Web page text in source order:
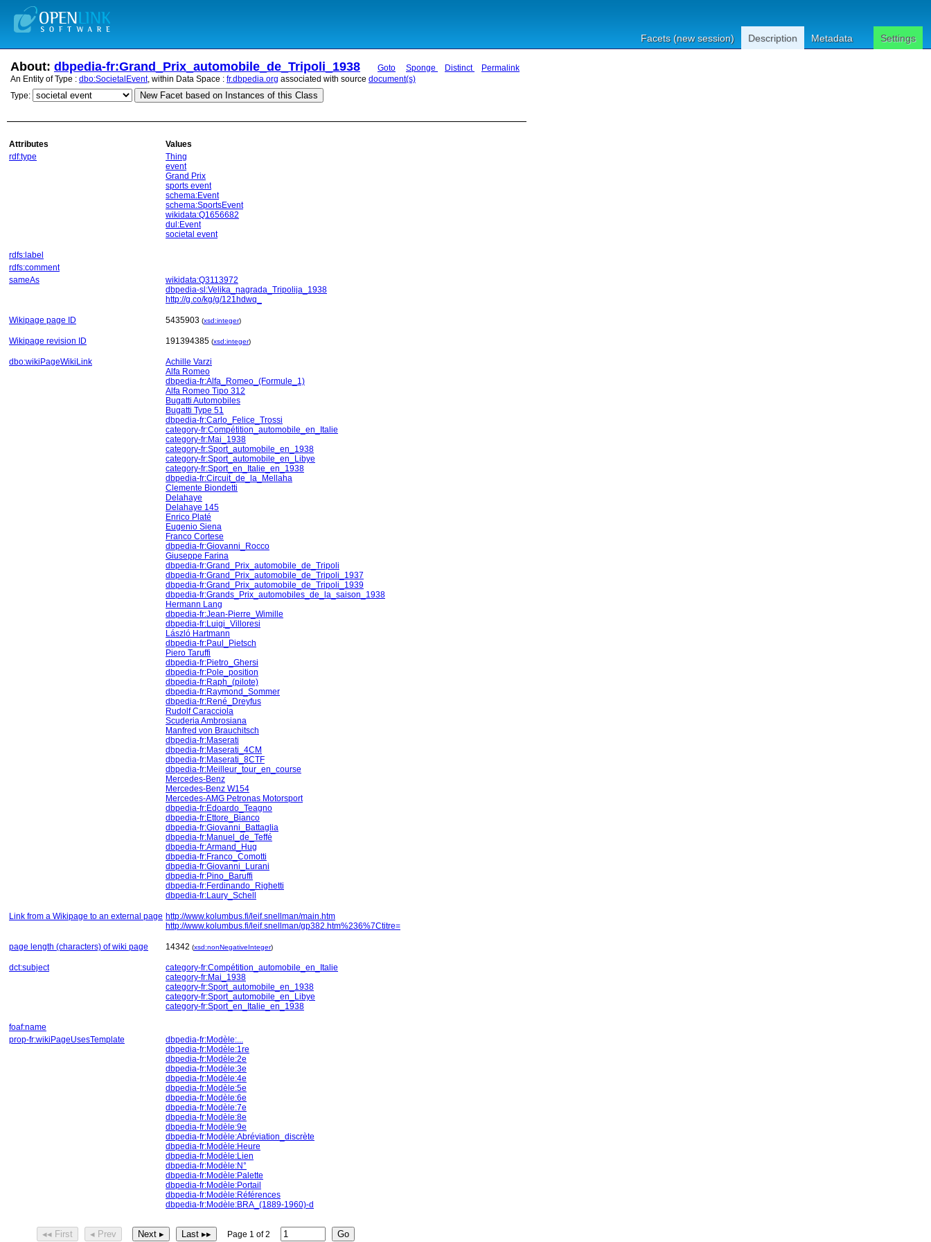
Facets (new session) Description Metadata Settings
About: dbpedia-fr:Grand_Prix_automobile_de_Tripoli_1938 Goto Sponge Distinct
Permalink
An Entity of Type : dbo:SocietalEvent, within Data Space : fr.dbpedia.org associated with source document(s)
Type:
New Facet based on Instances of this Class
Attributes
Values
rdf:type
Thing
event
Grand Prix
sports event
schema:Event
schema:SportsEvent
wikidata:Q1656682
dul:Event
societal event
rdfs:label
rdfs:comment
sameAs
wikidata:Q3113972
dbpedia-sl:Velika_nagrada_Tripolija_1938
http://g.co/kg/g/121hdwq_
Wikipage page ID 5435903 (xsd:integer)
Wikipage revision ID 191394385 (xsd:integer)
dbo:wikiPageWikiLink
Achille Varzi
Alfa Romeo
dbpedia-fr:Alfa_Romeo_(Formule_1)
Alfa Romeo Tipo 312
Bugatti Automobiles
Bugatti Type 51
dbpedia-fr:Carlo_Felice_Trossi
category-fr:Compétition_automobile_en_Italie
category-fr:Mai_1938
category-fr:Sport_automobile_en_1938
category-fr:Sport_automobile_en_Libye
category-fr:Sport_en_Italie_en_1938
dbpedia-fr:Circuit_de_la_Mellaha
Clemente Biondetti
Delahaye
Delahaye 145
Enrico Platé
Eugenio Siena
Franco Cortese
dbpedia-fr:Giovanni_Rocco
Giuseppe Farina
dbpedia-fr:Grand_Prix_automobile_de_Tripoli
dbpedia-fr:Grand_Prix_automobile_de_Tripoli_1937
dbpedia-fr:Grand_Prix_automobile_de_Tripoli_1939
dbpedia-fr:Grands_Prix_automobiles_de_la_saison_1938
Hermann Lang
dbpedia-fr:Jean-Pierre_Wimille
dbpedia-fr:Luigi_Villoresi
László Hartmann
dbpedia-fr:Paul_Pietsch
Piero Taruffi
dbpedia-fr:Pietro_Ghersi
dbpedia-fr:Pole_position
dbpedia-fr:Raph_(pilote)
dbpedia-fr:Raymond_Sommer
dbpedia-fr:René_Dreyfus
Rudolf Caracciola
Scuderia Ambrosiana
Manfred von Brauchitsch
dbpedia-fr:Maserati
dbpedia-fr:Maserati_4CM
dbpedia-fr:Maserati_8CTF
dbpedia-fr:Meilleur_tour_en_course
Mercedes-Benz
Mercedes-Benz W154
Mercedes-AMG Petronas Motorsport
dbpedia-fr:Edoardo_Teagno
dbpedia-fr:Ettore_Bianco
dbpedia-fr:Giovanni_Battaglia
dbpedia-fr:Manuel_de_Teffé
dbpedia-fr:Armand_Hug
dbpedia-fr:Franco_Comotti
dbpedia-fr:Giovanni_Lurani
dbpedia-fr:Pino_Baruffi
dbpedia-fr:Ferdinando_Righetti
dbpedia-fr:Laury_Schell
Link from a Wikipage to an external page http://www.kolumbus.fi/leif.snellman/main.htm
http://www.kolumbus.fi/leif.snellman/gp382.htm%236%7Ctitre=
page length (characters) of wiki page 14342 (xsd:nonNegativeInteger)
dct:subject
category-fr:Compétition_automobile_en_Italie
category-fr:Mai_1938
category-fr:Sport_automobile_en_1938
category-fr:Sport_automobile_en_Libye
category-fr:Sport_en_Italie_en_1938
foaf:name
prop-fr:wikiPageUsesTemplate
dbpedia-fr:Modèle:...
dbpedia-fr:Modèle:1re
dbpedia-fr:Modèle:2e
dbpedia-fr:Modèle:3e
dbpedia-fr:Modèle:4e
dbpedia-fr:Modèle:5e
dbpedia-fr:Modèle:6e
dbpedia-fr:Modèle:7e
dbpedia-fr:Modèle:8e
dbpedia-fr:Modèle:9e
dbpedia-fr:Modèle:Abréviation_discrète
dbpedia-fr:Modèle:Heure
dbpedia-fr:Modèle:Lien
dbpedia-fr:Modèle:N°
dbpedia-fr:Modèle:Palette
dbpedia-fr:Modèle:Portail
dbpedia-fr:Modèle:Références
dbpedia-fr:Modèle:BRA_(1889-1960)-d
◂◂ First ◂ Prev Next ▸ Last ▸▸ Page 1 of 2 Go